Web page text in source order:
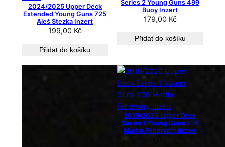
o
e
j
n
o
v
ě
2024/2025 Upper Deck
Extended Young Guns 725
Aleš Stezka Inzert
199,00 Kč
Přidat do košíku
Series 2 Young Guns 499
Buoy Inzert
179,00 Kč
Přidat do košíku
2019/2020 Upper Deck
Series 1 Young Guns 236
Martin Fehervary Inzert